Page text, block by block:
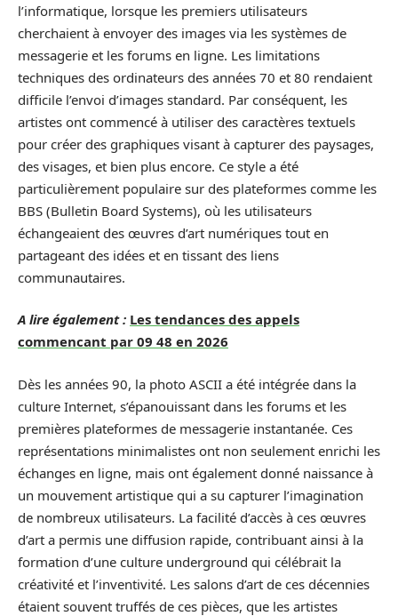
l’informatique, lorsque les premiers utilisateurs
cherchaient à envoyer des images via les systèmes de
messagerie et les forums en ligne. Les limitations
techniques des ordinateurs des années 70 et 80 rendaient
difficile l’envoi d’images standard. Par conséquent, les
artistes ont commencé à utiliser des caractères textuels
pour créer des graphiques visant à capturer des paysages,
des visages, et bien plus encore. Ce style a été
particulièrement populaire sur des plateformes comme les
BBS (Bulletin Board Systems), où les utilisateurs
échangeaient des œuvres d’art numériques tout en
partageant des idées et en tissant des liens
communautaires.
A lire également : Les tendances des appels
commencant par 09 48 en 2026
Dès les années 90, la photo ASCII a été intégrée dans la
culture Internet, s’épanouissant dans les forums et les
premières plateformes de messagerie instantanée. Ces
représentations minimalistes ont non seulement enrichi les
échanges en ligne, mais ont également donné naissance à
un mouvement artistique qui a su capturer l’imagination
de nombreux utilisateurs. La facilité d’accès à ces œuvres
d’art a permis une diffusion rapide, contribuant ainsi à la
formation d’une culture underground qui célébrait la
créativité et l’inventivité. Les salons d’art de ces décennies
étaient souvent truffés de ces pièces, que les artistes